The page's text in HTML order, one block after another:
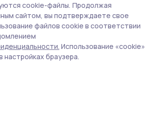
помогает
из Тамбовской
бизнес-идеи
участники специальной военной
могут воспользоваться
поддержки — заключить
на развитие собственного дела.
cookie-файлы. Продолжая
сайтом, вы подтверждаете свое
файлов cookie в соответствии
Использование «cookie»
браузера.